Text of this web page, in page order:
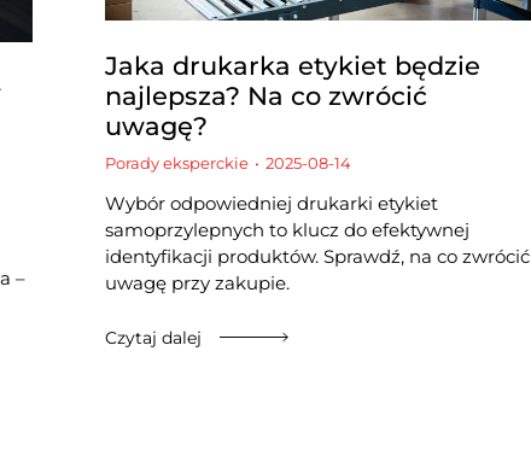
–
Jaka drukarka etykiet będzie
najlepsza? Na co zwrócić
uwagę?
Porady eksperckie 2025-08-14
Wybór odpowiedniej drukarki etykiet
samoprzylepnych to klucz do efektywnej
identyfikacji produktów. Sprawdź, na co zwrócić
uwagę przy zakupie.
Czytaj dalej